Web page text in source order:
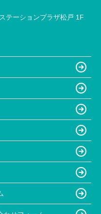
テーションプラザ松戸 1F